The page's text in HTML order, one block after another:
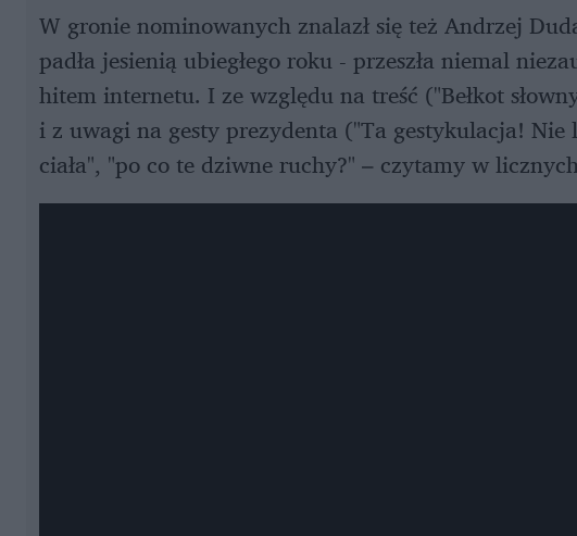
W gronie nominowanych znalazł się też Andrzej
padła jesienią ubiegłego roku - przeszła niemal
hitem internetu. I ze względu na treść ("Bełkot
i z uwagi na gesty prezydenta ("Ta gestykulacja!
ciała", "po co te dziwne ruchy?" – czytamy w